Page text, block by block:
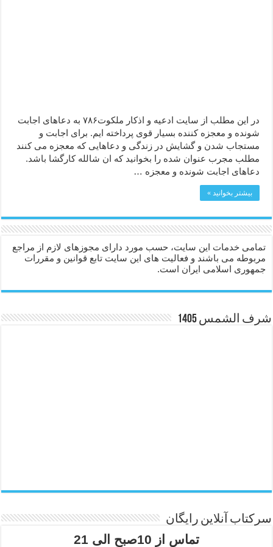
در این مطلب از سایت ادعیه و اذکار ملکوت۷۸۶ به دعاهای اجابت
شونده و معجزه کننده بسیار قوی پرداخته ایم. برای اجابت و
مستجاب شدن و گشایش در زندگی و دعاهایی که معجزه می کنند
مطلب مجرب عنوان شده را بخوانید که ان شالله کارگشا باشد.
دعاهای اجابت شونده و معجزه …
بیشتر بخوانید »
تمامی خدمات این سایت، حسب مورد دارای مجوزهای لازم از مراجع
مربوطه می باشند و فعالیت های این سایت تابع قوانین و مقررات
جمهوری اسلامی ایران است.
شرف الشمس 1405
سرکتاب آنلاین رایگان
تماس از 10صبح الی 21